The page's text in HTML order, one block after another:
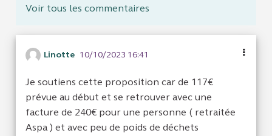
Voir tous les commentaires
Linotte 10/10/2023 16:41
Je soutiens cette proposition car de 117€
prévue au début et se retrouver avec une
facture de 240€ pour une personne ( retraitée
Aspa ) et avec peu de poids de déchets